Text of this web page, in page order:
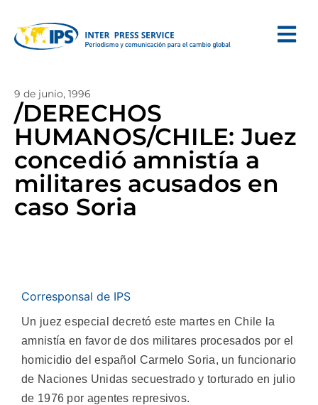
9 de junio, 1996
/DERECHOS
HUMANOS/CHILE: Juez
concedió amnistía a
militares acusados en
caso Soria
Corresponsal de IPS
Un juez especial decretó este martes en Chile la
amnistía en favor de dos militares procesados por el
homicidio del español Carmelo Soria, un funcionario
de Naciones Unidas secuestrado y torturado en julio
de 1976 por agentes represivos.